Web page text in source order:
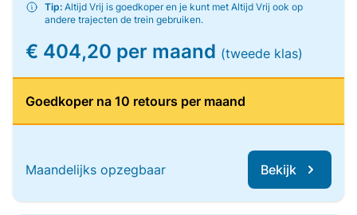
Tip: Altijd Vrij is goedkoper en je kunt met Altijd Vrij ook op
andere trajecten de trein gebruiken.
€ 404,20 per maand (tweede klas)
Goedkoper na 10 retours per maand
Maandelijks opzegbaar Bekijk